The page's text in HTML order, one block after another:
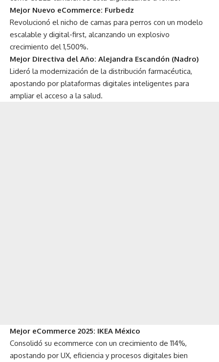
Mejor Nuevo eCommerce: Furbedz
Revolucionó el nicho de camas para perros con un modelo
escalable y digital-first, alcanzando un explosivo
crecimiento del 1,500%.
Mejor Directiva del Año: Alejandra Escandón (Nadro)
Lideró la modernización de la distribución farmacéutica,
apostando por plataformas digitales inteligentes para
ampliar el acceso a la salud.
Mejor eCommerce 2025: IKEA México
Consolidó su ecommerce con un crecimiento de 114%,
apostando por UX, eficiencia y procesos digitales bien